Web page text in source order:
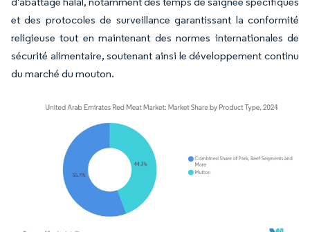
et des protocoles de surveillance garantissant la conformité
religieuse tout en maintenant des normes internationales de
sécurité alimentaire, soutenant ainsi le développement continu
du marché du mouton.